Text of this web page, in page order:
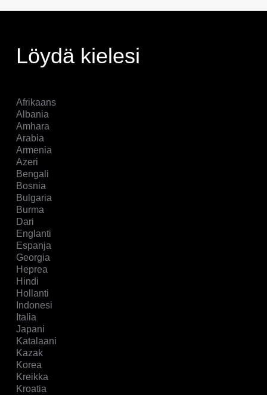
Löydä kielesi
Afrikaans
Albania
Amhara
Arabia
Armenia
Azeri
Bengali
Bosnia
Bulgaria
Burma
Dari
Englanti
Espanja
Georgia
Heprea
Hindi
Hollanti
Indonesi
Italia
Japani
Katalaani
Kazak
Korea
Kreikka
Kroatia